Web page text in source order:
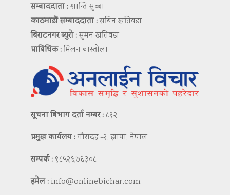
सम्बाददाता :शान्ति सुब्बा
काठमाडौं सम्बाददाता :सबिन खतिवडा
बिराटनगर ब्युरो :सुमन खतिवडा
प्राबिधिक :मिलन बास्तोला
सूचना बिभाग दर्ता नम्बर : ८९२
प्रमुख कार्यलय :गौरादह -२, झापा, नेपाल
सम्पर्क : ९८५२६७६३०८
इमेल : info@onlinebichar.com